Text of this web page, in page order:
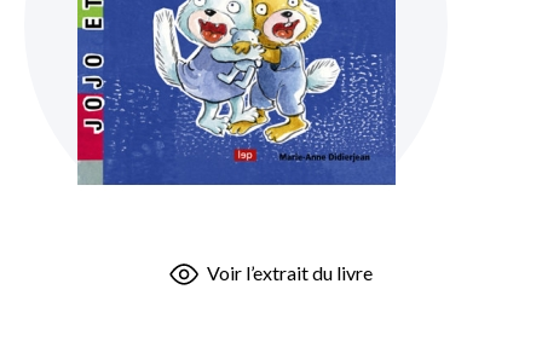
Voir l’extrait du livre